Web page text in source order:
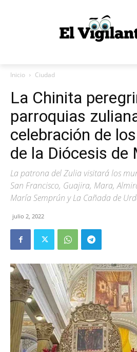
Inicio Ciudad
La Chinita
parroquias
celebración de
de la Diócesis de
La patrona del Zulia visitará los
San Francisco, Guajira, Mara,
María Semprún y La Cañada de
julio 2, 2022